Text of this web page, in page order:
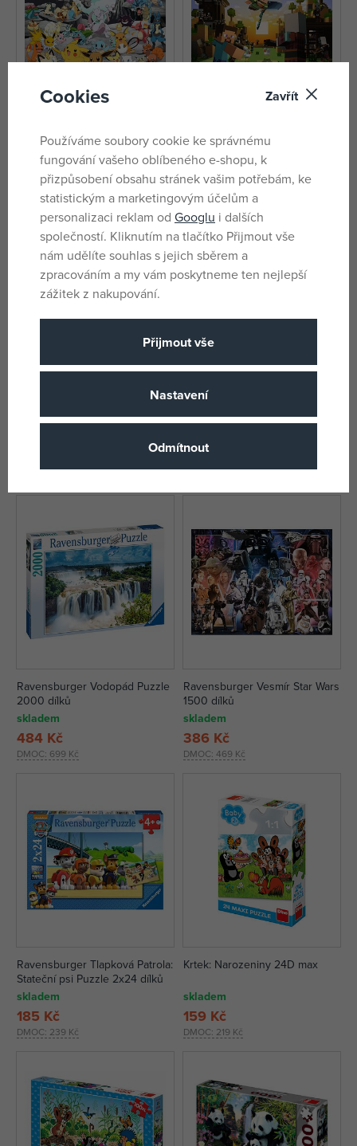
skladem
DMOC:469 Kč
400 Kč
150 dílků
skladem
DMOC:259 Kč
203 Kč
Biomes Puzzle 3x49 dílků
Man Puzzle 200 dílků
skladem
Ravensburger Vodopád Puzzle
2000 dílků
skladem
DMOC: 699 Kč
484 Kč
Ravensburger Vesmír Star Wars
1500 dílků
skladem
DMOC: 469 Kč
386 Kč
Ravensburger Tlapková Patrola:
Stateční psi Puzzle 2x24 dílků
skladem
DMOC: 239 Kč
185 Kč
Krtek: Narozeniny 24D max
skladem
DMOC: 219 Kč
159 Kč
Cookies Zavřít
Používáme soubory cookie ke správnému
fungování vašeho oblíbeného e-shopu, k
přizpůsobení obsahu stránek vašim potřebám, ke
statistickým a marketingovým účelům a
personalizaci reklam od Googlu i dalších
společností. Kliknutím na tlačítko Přijmout vše
nám udělíte souhlas s jejich sběrem a
zpracováním a my vám poskytneme ten nejlepší
zážitek z nakupování.
Přijmout vše
Nastavení
Odmítnout